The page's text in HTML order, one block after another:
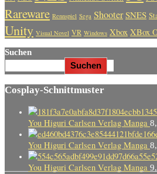
Rareware Rennspiel Sega Shooter SNES
Unity Visual Novel VR Windows Xbox XBox
Suchen
Suchen
Cosplay-Schnittmuster
You Higuri Carlsen Verlag Manga
You Higuri Carlsen Verlag Manga
You Higuri Carlsen Verlag Manga